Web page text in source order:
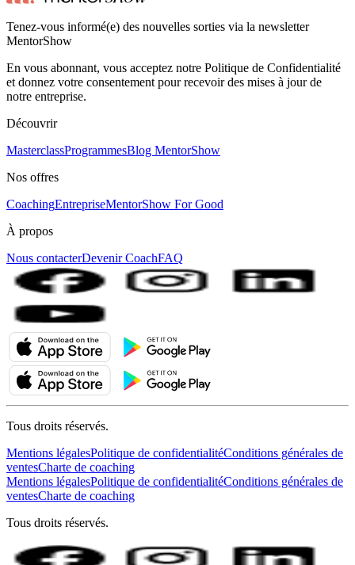
Tenez-vous informé(e) des nouvelles sorties via la newsletter
MentorShow
En vous abonnant, vous acceptez notre Politique de Confidentialité
et donnez votre consentement pour recevoir des mises à jour de
notre entreprise.
Découvrir
MasterclassProgrammesBlog MentorShow
Nos offres
CoachingEntrepriseMentorShow For Good
À propos
Nous contacterDevenir CoachFAQ
Tous droits réservés.
Mentions légalesPolitique de confidentialitéConditions générales de
ventesCharte de coaching
Mentions légalesPolitique de confidentialitéConditions générales de
ventesCharte de coaching
Tous droits réservés.